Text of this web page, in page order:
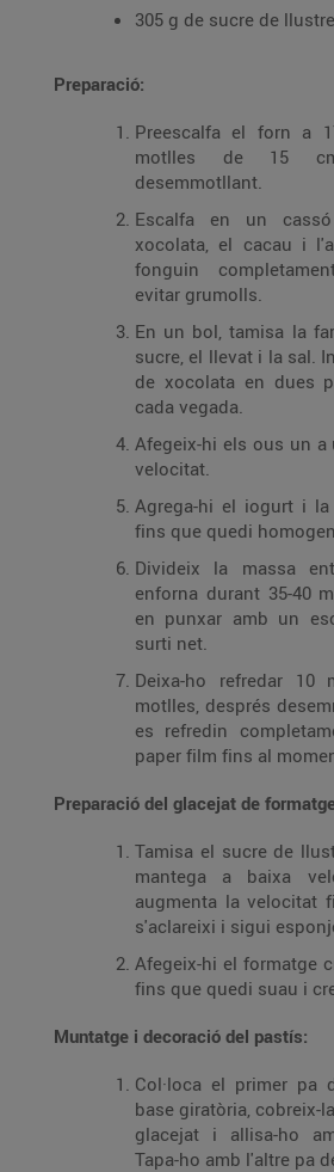
305 g de sucre de llustre
Preparació:
Preescalfa el forn a
motlles de 15
desemmotllant.
Escalfa en un
xocolata, el cacau i
fonguin
evitar grumolls.
En un bol, tamisa la
sucre, el llevat i la sal.
de xocolata en dues
cada vegada.
Afegeix-hi els ous un a
velocitat.
Agrega-hi el iogurt i la
fins que quedi
Divideix la massa
enforna durant 35-40
en punxar amb un
surti net.
Deixa-ho refredar 10
motlles, després
es refredin
paper film fins al
Preparació del glacejat de
Tamisa el sucre de
mantega a baixa
augmenta la velocitat
s'aclareixi i sigui
Afegeix-hi el formatge
fins que quedi suau i
Muntatge i decoració del pastís:
Col·loca el primer pa
base giratòria, cobreix-
glacejat i allisa-ho
Tapa-ho amb l'altre pa